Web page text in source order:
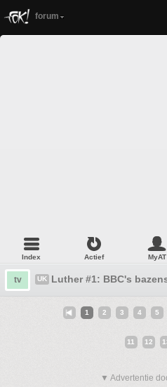
forum
Index Actief MyAT
tv UK Luther #1: BBC's
1 2 3 4 5
11 12
▼ Advertentie